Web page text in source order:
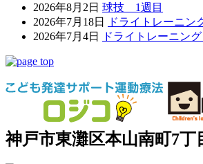
2026年8月2日 球技 1週目
2026年7月18日
ドライトレーニン
2026年7月4日
ドライトレーニン
神戸市東灘区本山南町7丁